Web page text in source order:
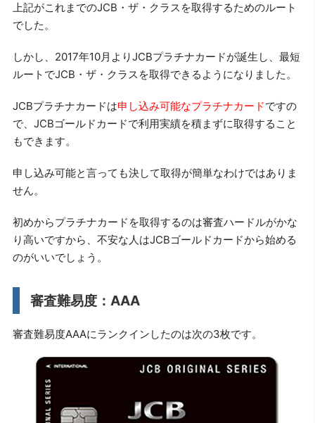
上記がこれまでのJCB・ザ・クラスを取得するためのルート
でした。
しかし、2017年10月よりJCBプラチナカードが誕生し、最短
ルートでJCB・ザ・クラスを取得できるようになりました。
JCBプラチナカードは申し込み可能なプラチナカードですの
で、JCBゴールドカードで利用実績を積まずに取得すること
もできます。
申し込み可能と言っても決して取得が簡単なわけではありま
せん。
初めからプラチナカードを取得するのは審査ハードルがかな
り高いですから、不安な人はJCBゴールドカードから始める
のがいいでしょう。
審査難易度：AAA
審査難易度AAAにランクインしたのは次の3枚です。